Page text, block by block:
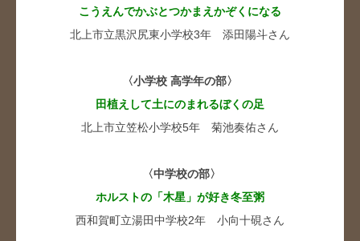
こうえんでかぶとつかまえかぞくになる
北上市立黒沢尻東小学校3年 添田陽斗さん
〈小学校 高学年の部〉
田植えして土にのまれるぼくの足
北上市立笠松小学校5年 菊池奏佑さん
〈中学校の部〉
ホルストの「木星」が好き冬至粥
西和賀町立湯田中学校2年 小向十硯さん